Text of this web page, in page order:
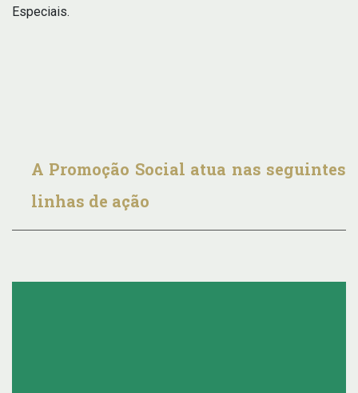
Especiais.
A Promoção Social atua nas seguintes
linhas de ação